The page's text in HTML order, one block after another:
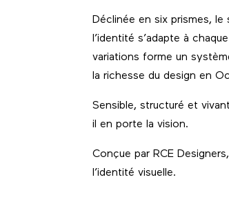
Déclinée en six prismes, le
l’identité s’adapte à
variations forme un
la richesse du design en
Sensible, structuré et
il en porte la vision.
Conçue par RCE
l’identité visuelle.